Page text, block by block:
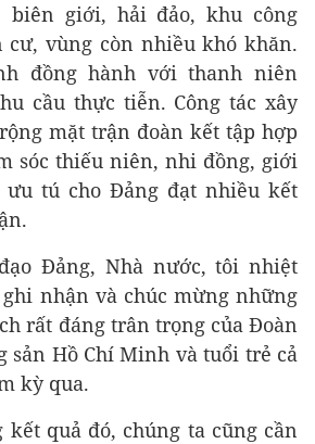
biên giới, hải đảo, khu công
cư, vùng còn nhiều khó khăn.
đồng hành với thanh niên
cầu thực tiễn. Công tác xây
mặt trận đoàn kết tập hợp
sóc thiếu niên, nhi đồng, giới
tú cho Đảng đạt nhiều kết
Đảng, Nhà nước, tôi nhiệt
nhận và chúc mừng những
rất đáng trân trọng của Đoàn
sản Hồ Chí Minh và tuổi trẻ cả
kỳ qua.
kết quả đó, chúng ta cũng cần